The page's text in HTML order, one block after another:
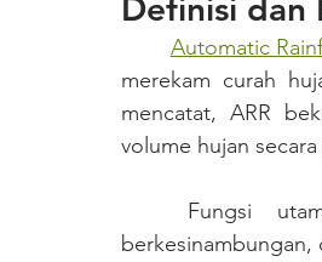
Definisi dan
Automatic
merekam curah
mencatat, ARR
volume hujan secara